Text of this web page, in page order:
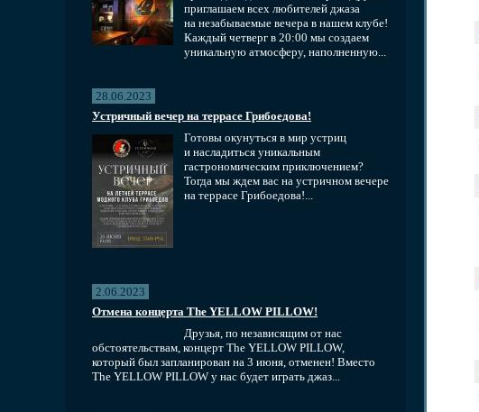
приглашаем всех любителей джаза
на незабываемые вечера в нашем клубе!
Каждый четверг в 20:00 мы создаем
уникальную атмосферу, наполненную...
28.06.2023
Устричный вечер на террасе Грибоедова!
Готовы окунуться в мир устриц
и насладиться уникальным
гастрономическим приключением?
Тогда мы ждем вас на устричном вечере
на террасе Грибоедова!...
2.06.2023
Отмена концерта The YELLOW PILLOW!
Друзья, по независящим от нас
обстоятельствам, концерт The YELLOW PILLOW,
который был запланирован на 3 июня, отменен! Вместо
The YELLOW PILLOW у нас будет играть джаз...